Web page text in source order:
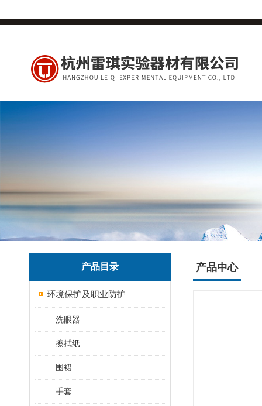
产品目录
环境保护及职业防护
洗眼器
擦拭纸
围裙
手套
产品中心